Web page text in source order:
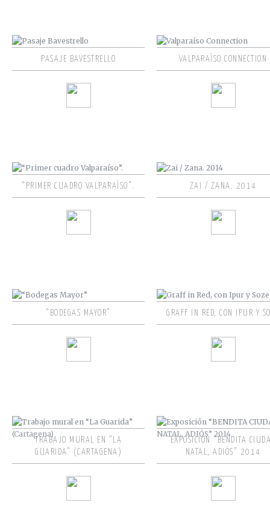
PASAJE BAVESTRELLO VALPARAÍSO CONNECTION
“PRIMER CUADRO VALPARAÍSO”. ZAI / ZANA. 2014
“BODEGAS MAYOR” GRAFF IN RED, CON IPUR Y
TRABAJO MURAL EN “LA
GUARIDA” (CARTAGENA)
EXPOSICIÓN “BENDITA
NATAL, ADIÓS” 2014